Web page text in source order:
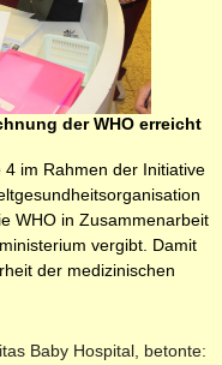
der WHO erreicht
im Rahmen der Initiative
WHO in Zusammenarbeit
vergibt. Damit
der medizinischen
Baby Hospital, betonte: